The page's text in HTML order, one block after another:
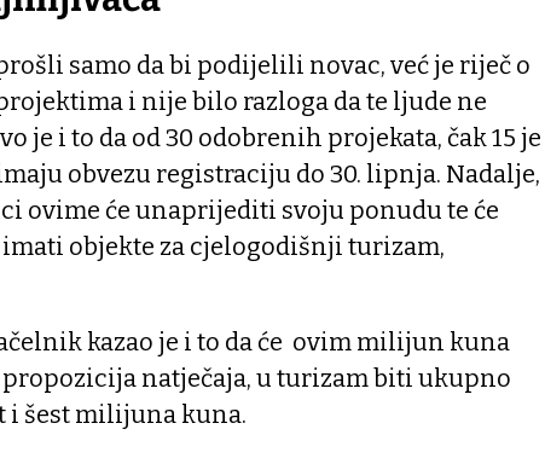
samo da bi podijelili novac, već je riječ o
i nije bilo razloga da te ljude ne
je i to da od 30 odobrenih projekata, čak 15 je
obvezu registraciju do 30. lipnja. Nadalje,
ovime će unaprijediti svoju ponudu te će
objekte za cjelogodišnji turizam,
kazao je i to da će ovim milijun kuna
propozicija natječaja, u turizam biti ukupno
i šest milijuna kuna.